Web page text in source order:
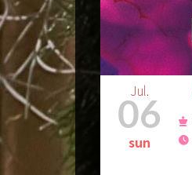
Jul.
06
sun